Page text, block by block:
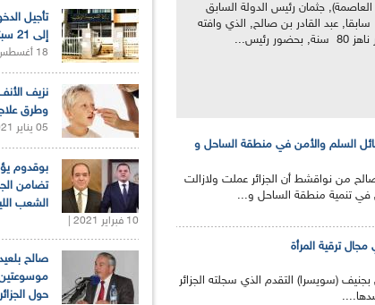
العاصمة), جثمان رئيس الدولة السابق
عبد القادر بن صالح, الذي وافته
رئيس...
السلم والأمن في منطقة الساحل و
من نواقشط أن الجزائر عملت ولازالت
في تنمية منطقة الساحل و...
ترقية المرأة
(سويسرا) التقدم الذي سجلته الجزائر
تأجيل
إلى 21 سبتمبر
18 أغسطس 2021 |
نزيف
وطرق
05 يناير 2021 |
بوقدوم
تضامن
الشعب
10 فبراير 2021 |
صالح
موسوعتين
حول